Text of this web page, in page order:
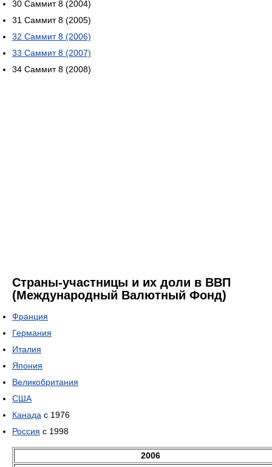
30 Саммит 8 (2004)
31 Саммит 8 (2005)
32 Саммит 8 (2006)
33 Саммит 8 (2007)
34 Саммит 8 (2008)
Страны-участницы и их доли в ВВП
(Международный Валютный Фонд)
Франция
Германия
Италия
Япония
Великобритания
США
Канада с 1976
Россия с 1998
2006